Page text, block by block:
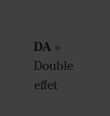
DA =
Double
effet